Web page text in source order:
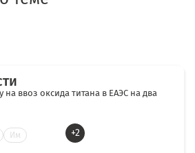
ввоз оксида титана в ЕАЭС на два
Им +2